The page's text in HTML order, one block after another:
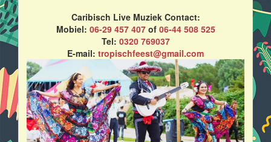
Caribisch Live Muziek Contact:
Mobiel: 06-29 457 407of 06-44 508 525
Tel: 0320 769037
E-mail: tropischfeest@gmail.com